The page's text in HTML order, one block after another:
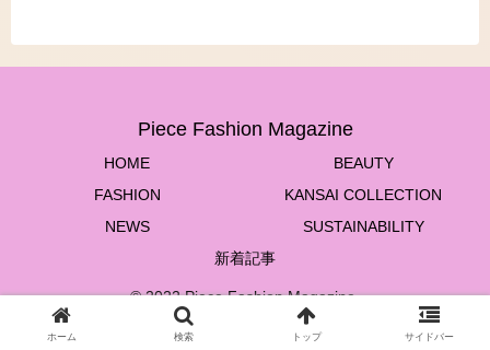
Piece Fashion Magazine
HOME
BEAUTY
FASHION
KANSAI COLLECTION
NEWS
SUSTAINABILITY
新着記事
© 2022 Piece Fashion Magazine.
ホーム 検索 トップ サイドバー